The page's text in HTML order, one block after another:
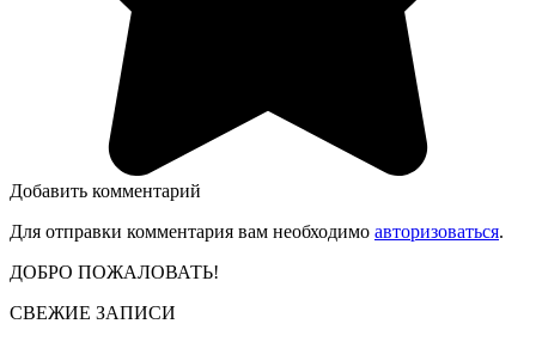
Добавить комментарий
Для отправки комментария вам необходимо авторизоваться.
ДОБРО ПОЖАЛОВАТЬ!
СВЕЖИЕ ЗАПИСИ